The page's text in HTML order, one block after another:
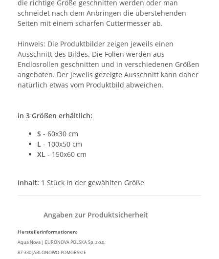
die richtige Größe geschnitten werden oder man
schneidet nach dem Anbringen die überstehenden
Seiten mit einem scharfen Cuttermesser ab.
Hinweis: Die Produktbilder zeigen jeweils einen
Ausschnitt des Bildes. Die Folien werden aus
Endlosrollen geschnitten und in verschiedenen Größen
angeboten. Der jeweils gezeigte Ausschnitt kann daher
natürlich etwas vom Produktbild abweichen.
in 3 Größen erhältlich:
S - 60x30 cm
L - 100x50 cm
XL - 150x60 cm
Inhalt: 1 Stück in der gewählten Größe
Angaben zur Produktsicherheit
Herstellerinformationen:
Aqua Nova | EURONOVA POLSKA Sp. z o.o.
87-330 JABLONOWO-POMORSKIE